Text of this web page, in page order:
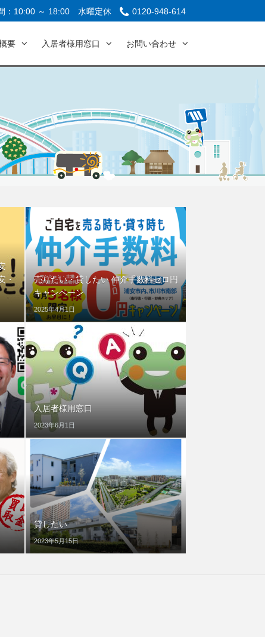
：10:00 ～ 18:00 水曜定休 0120-948-614
要 入居者様用窓口 お問い合わせ
・
売りたい・貸したい 仲介手数料ゼロ円
キャンペーン
2025年4月1日
入居者様用窓口
2023年6月1日
貸したい
2023年5月15日